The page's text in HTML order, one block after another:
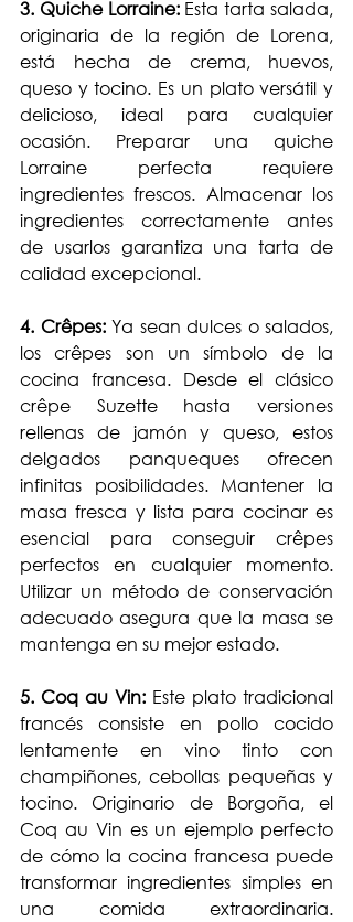
3. Quiche Lorraine: Esta tarta salada,
originaria de la región de Lorena,
está hecha de crema, huevos,
queso y tocino. Es un plato versátil y
delicioso, ideal para cualquier
ocasión. Preparar una quiche
Lorraine perfecta requiere
ingredientes frescos. Almacenar los
ingredientes correctamente antes
de usarlos garantiza una tarta de
calidad excepcional.
4. Crêpes: Ya sean dulces o salados,
los crêpes son un símbolo de la
cocina francesa. Desde el clásico
crêpe Suzette hasta versiones
rellenas de jamón y queso, estos
delgados panqueques ofrecen
infinitas posibilidades. Mantener la
masa fresca y lista para cocinar es
esencial para conseguir crêpes
perfectos en cualquier momento.
Utilizar un método de conservación
adecuado asegura que la masa se
mantenga en su mejor estado.
5. Coq au Vin: Este plato tradicional
francés consiste en pollo cocido
lentamente en vino tinto con
champiñones, cebollas pequeñas y
tocino. Originario de Borgoña, el
Coq au Vin es un ejemplo perfecto
de cómo la cocina francesa puede
transformar ingredientes simples en
una comida extraordinaria.